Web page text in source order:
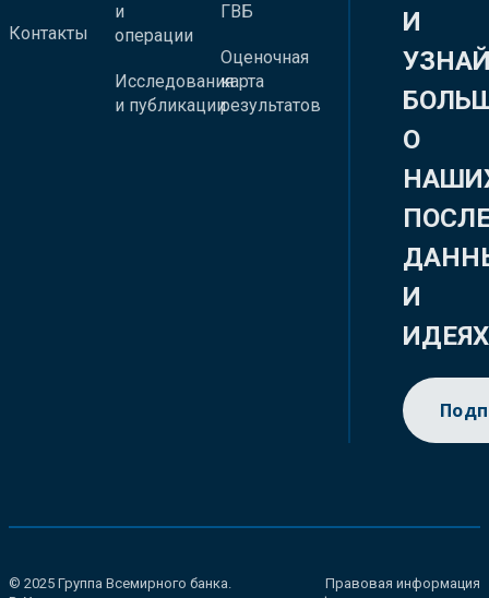
Контакты
и
операции
Исследования
и публикации
ГВБ
Оценочная
карта
результатов
И
О
И
ИДЕЯХ
© 2025 Группа Всемирного банка.
Правовая информация